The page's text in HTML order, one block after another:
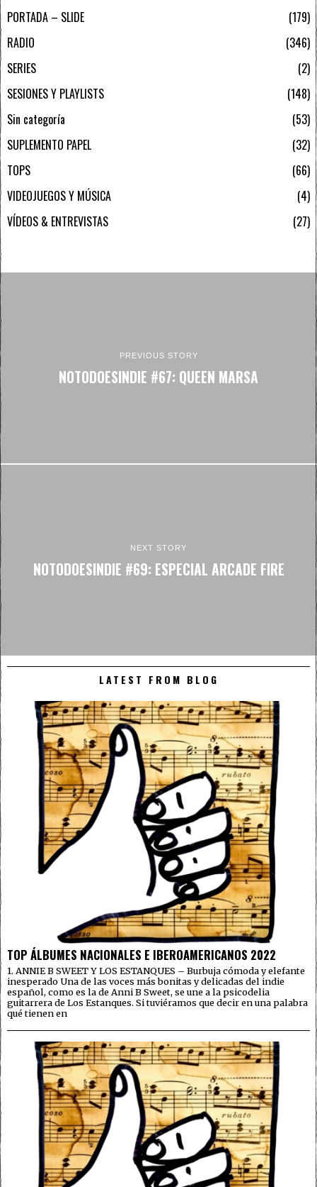
PORTADA – SLIDE
179
RADIO
346
SERIES
2
SESIONES Y PLAYLISTS
148
Sin categoría
53
SUPLEMENTO PAPEL
32
TOPS
66
VIDEOJUEGOS Y MÚSICA
4
VÍDEOS & ENTREVISTAS
27
PREVIOUS STORY
NOTODOESINDIE #67: QUEEN MARSA
NEXT STORY
NOTODOESINDIE #69: ESPECIAL ARCADE FIRE
LATEST FROM BLOG
TOP ÁLBUMES NACIONALES E IBEROAMERICANOS 2022
1. ANNIE B SWEET Y LOS ESTANQUES – Burbuja cómoda y elefante
inesperado Una de las voces más bonitas y delicadas del indie
español, como es la de Anni B Sweet, se une a la psicodelia
guitarrera de Los Estanques. Si tuviéramos que decir en una palabra
qué tienen en